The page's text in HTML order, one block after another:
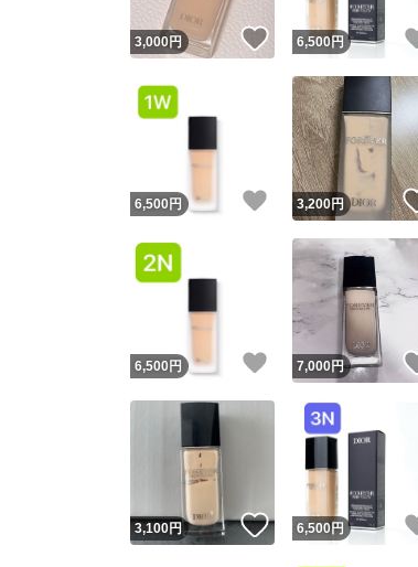
3,000円 いいね！
6,500円
6,500 円 いいね！
3,200円
6,500 円 いいね！
7,000円
3,100円 いいね！
6,500円